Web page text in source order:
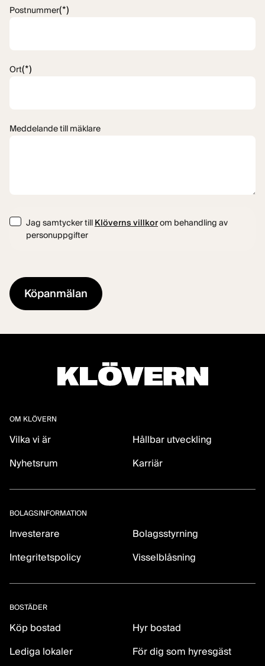
Postnummer(*)
Ort(*)
Meddelande till mäklare
ConsentJag samtycker till Klöverns villkorom behandling av
personuppgifter
OM KLÖVERN
Vilka vi är
Hållbar utveckling
Nyhetsrum
Karriär
BOLAGSINFORMATION
Investerare
Bolagsstyrning
Integritetspolicy
Visselblåsning
BOSTÄDER
Köp bostad
Hyr bostad
Lediga lokaler
För dig som hyresgäst